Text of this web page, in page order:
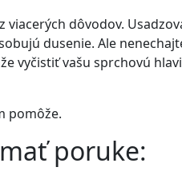
viacerých dôvodov.
dusenie. Ale
vyčistiť vašu sprchovú
pomôže.
poruke: